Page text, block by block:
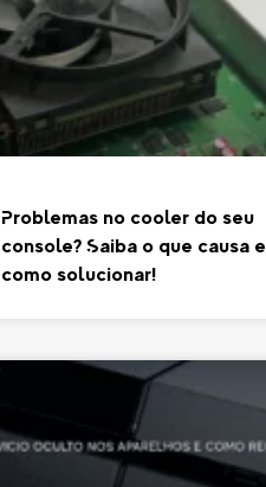
Problemas no cooler do seu
console? Saiba o que causa e
como solucionar!